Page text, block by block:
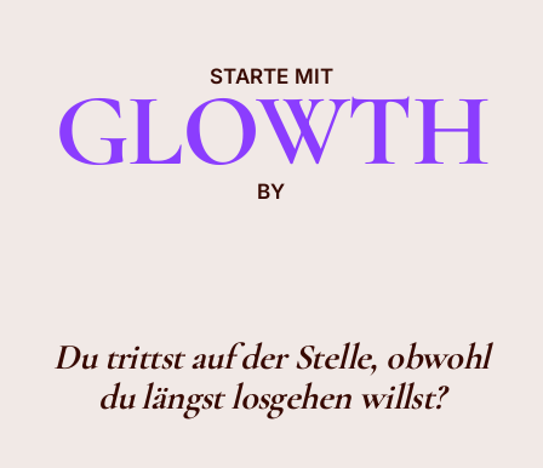
content
STARTE MIT
GLOWTH
BY
Du trittst auf der Stelle, obwohl
du längst losgehen willst?